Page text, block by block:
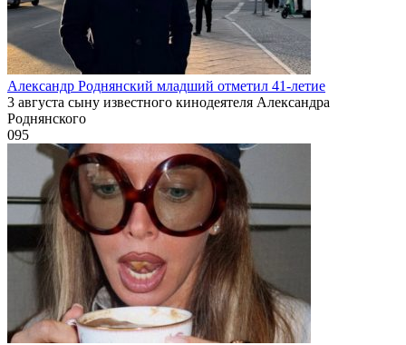
Александр Роднянский младший отметил 41-летие
3 августа сыну известного кинодеятеля Александра
Роднянского
095